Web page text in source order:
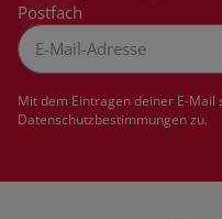
Postfach
Mit dem Eintragen deiner E-Mail
Datenschutzbestimmungenzu.